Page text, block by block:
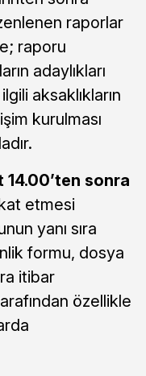
raporlar
raporu
adaylıkları
aksaklıkların
kurulması
14.00’ten sonra
etmesi
yanı sıra
formu, dosya
itibar
özellikle